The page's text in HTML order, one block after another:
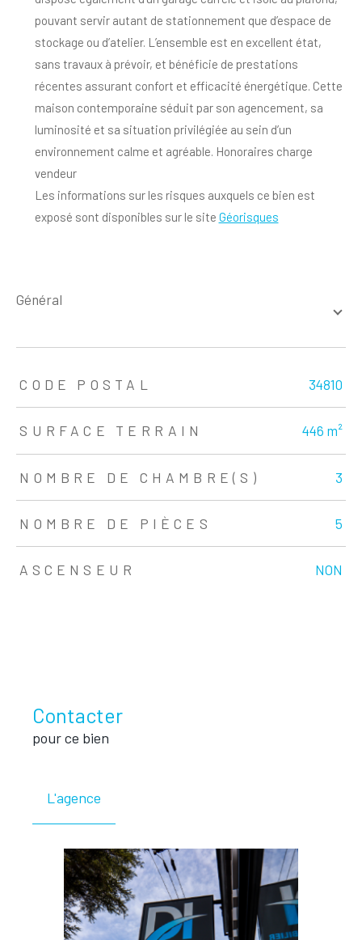
pouvant servir autant de stationnement que d’espace de
stockage ou d’atelier. L’ensemble est en excellent état,
sans travaux à prévoir, et bénéficie de prestations
récentes assurant confort et efficacité énergétique. Cette
maison contemporaine séduit par son agencement, sa
luminosité et sa situation privilégiée au sein d’un
environnement calme et agréable. Honoraires charge
vendeur
Les informations sur les risques auxquels ce bien est
exposé sont disponibles sur le site Géorisques
général
TRAD_ZEPHYR_Caracteristique TRAD_ZEPHYR_Valeurs
CODE POSTAL 34810
SURFACE TERRAIN 446 m²
NOMBRE DE CHAMBRE(S) 3
NOMBRE DE PIÈCES 5
ASCENSEUR NON
Contacter
pour ce bien
L'agence